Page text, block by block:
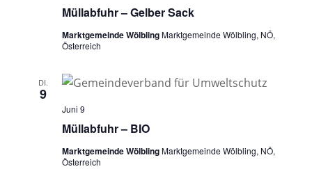
Müllabfuhr – Gelber Sack
Marktgemeinde WölblingMarktgemeinde Wölbling, NÖ,
Österreich
DI.
9
Müllabfuhr – BIO
Juni 9
Marktgemeinde WölblingMarktgemeinde Wölbling, NÖ,
Österreich